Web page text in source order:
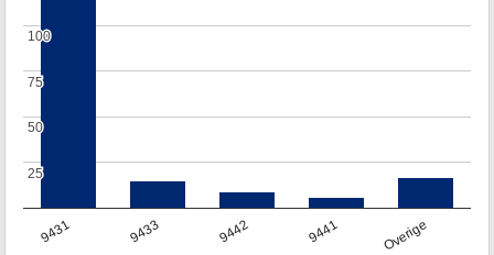
9431 9433 9442 9441 Overige
25
25
50
50
75
75
100
100